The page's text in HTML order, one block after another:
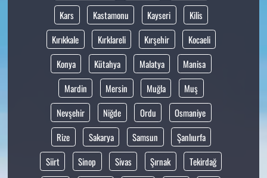
Kars
Kastamonu Kayseri
Kilis
Kırıkkale
Kırklareli Kırşehir
Kocaeli
Konya
Kütahya Malatya
Manisa
Mardin
Mersin Muğla
Muş
Nevşehir
Niğde Ordu
Osmaniye
Rize
Sakarya Samsun
Şanlıurfa
Siirt
Sinop Sivas Şırnak
Tekirdağ